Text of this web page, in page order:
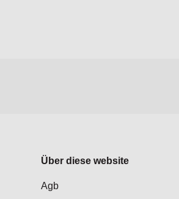
Über diese website
Agb